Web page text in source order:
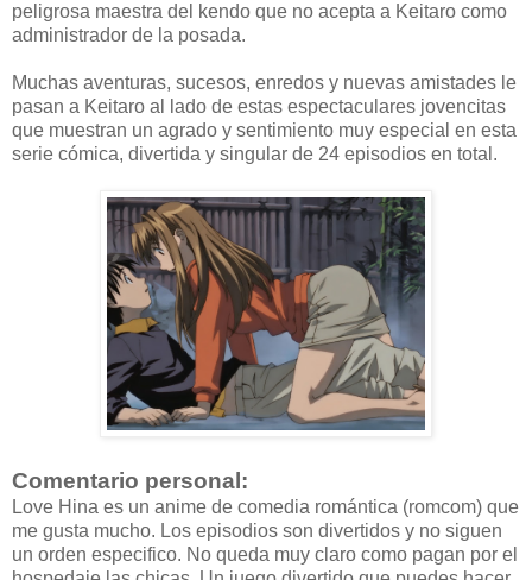
peligrosa maestra del kendo que no acepta a Keitaro como
administrador de la posada.
Muchas aventuras, sucesos, enredos y nuevas amistades le
pasan a Keitaro al lado de estas espectaculares jovencitas
que muestran un agrado y sentimiento muy especial en esta
serie cómica, divertida y singular de 24 episodios en total.
Comentario personal:
Love Hina es un anime de comedia romántica (romcom) que
me gusta mucho. Los episodios son divertidos y no siguen
un orden especifico. No queda muy claro como pagan por el